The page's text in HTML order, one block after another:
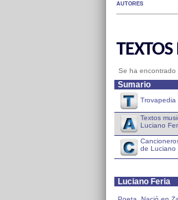
AUTORES
Se ha encontrado
Sumario
Trovapedia
Textos
Luciano
de Luciano
Luciano Feria